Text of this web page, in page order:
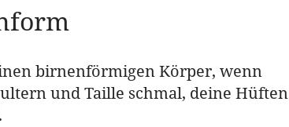
birnenförmigen Körper, wenn
und Taille schmal, deine Hüften